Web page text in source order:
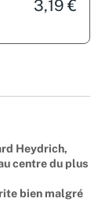
3,19 €
Heydrich,
centre du plus
bien malgré